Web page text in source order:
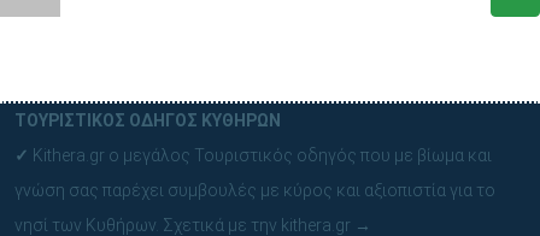
ΤΟΥΡΙΣΤΙΚΟΣ ΟΔΗΓΟΣ ΚΥΘΗΡΩΝ
✓ Kithera.gr ο μεγάλος Τουριστικός οδηγός που με βίωμα και
γνώση σας παρέχει συμβουλές με κύρος και αξιοπιστία για το
νησί των Κυθήρων. Σχετικά με την kithera.gr →